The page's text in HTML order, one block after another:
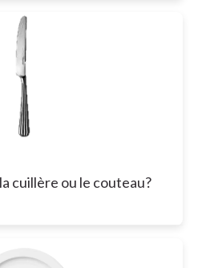
cuillère ou le couteau?